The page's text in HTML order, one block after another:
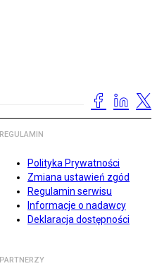
REGULAMIN
Polityka Prywatności
Zmiana ustawień zgód
Regulamin serwisu
Informacje o nadawcy
Deklaracja dostępności
PARTNERZY